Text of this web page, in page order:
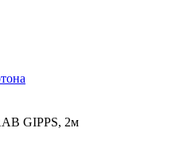
GIPPS, 2м